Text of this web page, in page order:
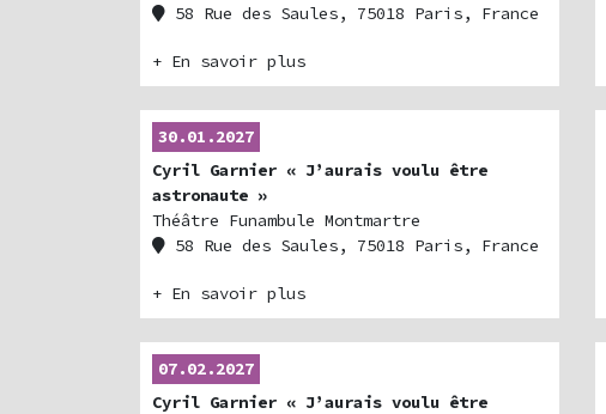
58 Rue des Saules, 75018 Paris, France
+ En savoir plus
30.01.2027
Cyril Garnier « J’aurais voulu être
astronaute »
Théâtre Funambule Montmartre
58 Rue des Saules, 75018 Paris, France
+ En savoir plus
07.02.2027
Cyril Garnier « J’aurais voulu être